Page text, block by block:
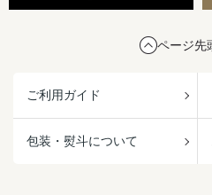
ページ先
ご利用ガイド
包装・熨斗について